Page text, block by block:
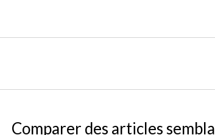
Comparer des articles